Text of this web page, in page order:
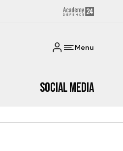
Menu
Social media